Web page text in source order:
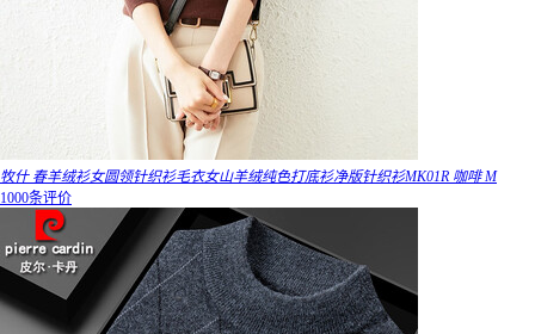
牧什 春羊绒衫女圆领针织衫毛衣女山羊绒纯色打底衫净版针织衫MK01R 咖啡 M
1000条评价